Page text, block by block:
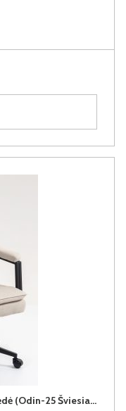
ARDILUX SUPER MAX (II gr.) biuro kėdė (Odin-25 Šviesiai rudas)